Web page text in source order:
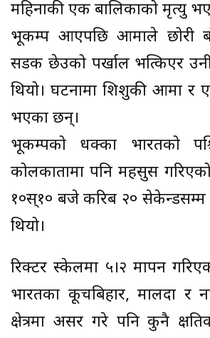
महिनाकी एक बालिकाको मृत्यु
भूकम्प आएपछि आमाले छोरी
सडक छेउको पर्खाल भत्किएर
थियो। घटनामा शिशुकी आमा र
भएका छन्।
भूकम्पको धक्का भारतको
कोलकातामा पनि महसुस
१०स्१० बजे करिब २० सेकेन्डसम्म
थियो।
रिक्टर स्केलमा ५।२ मापन
भारतका कूचबिहार, मालदा र
क्षेत्रमा असर गरे पनि कुनै